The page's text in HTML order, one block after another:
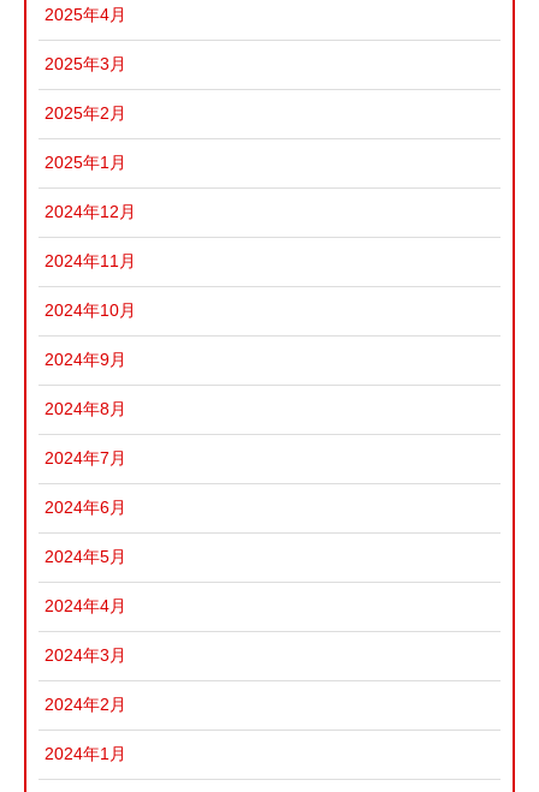
2025年4月
2025年3月
2025年2月
2025年1月
2024年12月
2024年11月
2024年10月
2024年9月
2024年8月
2024年7月
2024年6月
2024年5月
2024年4月
2024年3月
2024年2月
2024年1月